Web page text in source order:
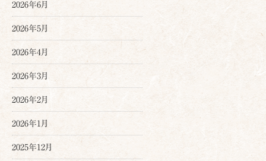
2026年6月
2026年5月
2026年4月
2026年3月
2026年2月
2026年1月
2025年12月